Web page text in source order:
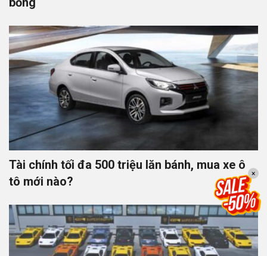
Tài chính tối đa 500 triệu lăn bánh, mua xe ô
tô mới nào?
×